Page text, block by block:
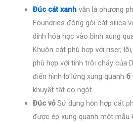
Đúc cát xanh vẫn là phương
Foundries đóng gói cát silica
dính hóa học vào bình xung
Khuôn cát phù hợp với riser,
phù hợp với tính trôi chảy của
điển hình lơ lửng xung quanh 6
khuyết tật co ngót.
Đúc vỏSử dụng hỗn hợp cát
được ép xung quanh một mẫu